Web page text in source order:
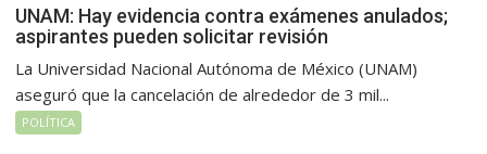
UNAM: Hay evidencia contra exámenes anulados;
aspirantes pueden solicitar revisión
La Universidad Nacional Autónoma de México (UNAM)
aseguró que la cancelación de alrededor de 3 mil...
POLÍTICA